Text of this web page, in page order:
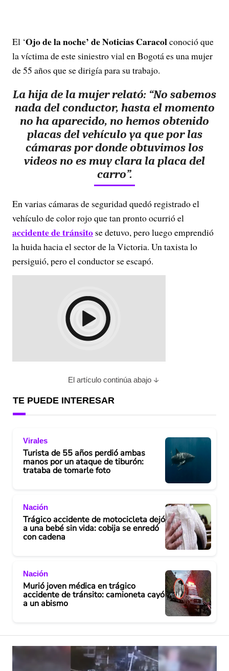
El ‘Ojo de la noche’ de Noticias Caracolconoció que
la víctima de este siniestro vial en Bogotá es una mujer
de 55 años que se dirigía para su trabajo.
La hija de la mujer relató: “No sabemos
nada del conductor, hasta el momento
no ha aparecido, no hemos obtenido
placas del vehículo ya que por las
cámaras por donde obtuvimos los
videos no es muy clara la placa del
carro”.
En varias cámaras de seguridad quedó registrado el
vehículo de color rojo que tan pronto ocurrió el
accidente de tránsito se detuvo, pero luego emprendió
la huida hacia el sector de la Victoria. Un taxista lo
persiguió, pero el conductor se escapó.
El artículo continúa abajo
TE PUEDE INTERESAR
Virales
Turista de 55 años perdió ambas
manos por un ataque de tiburón:
trataba de tomarle foto
Nación
Trágico accidente de motocicleta dejó
a una bebé sin vida: cobija se enredó
con cadena
Nación
Murió joven médica en trágico
accidente de tránsito: camioneta cayó
a un abismo